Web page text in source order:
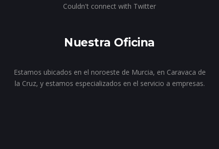
Couldn't connect with Twitter
Nuestra Oficina
Estamos ubicados en el noroeste de Murcia, en Caravaca de
la Cruz, y estamos especializados en el servicio a empresas.